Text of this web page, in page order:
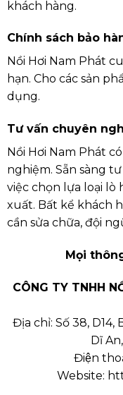
khách hàng.
Chính sách bảo
Nồi Hơi Nam Phát
hạn. Cho các sản
dụng.
Tư vấn chuyên
Nồi Hơi Nam Phát
nghiệm. Sẵn sàng
việc chọn lựa loại lò
xuất. Bất kể khách
cần sửa chữa, đội
Mọi
CÔNG TY TNHH
Địa chỉ: Số 38, D14,
Dĩ
Điện
Website: